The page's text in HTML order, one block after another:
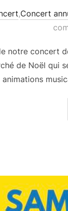
,Concert
notre concert
de Noël qui